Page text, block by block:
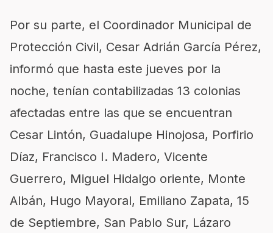
Por su parte, el Coordinador Municipal de
Protección Civil, Cesar Adrián García Pérez,
informó que hasta este jueves por la
noche, tenían contabilizadas 13 colonias
afectadas entre las que se encuentran
Cesar Lintón, Guadalupe Hinojosa, Porfirio
Díaz, Francisco I. Madero, Vicente
Guerrero, Miguel Hidalgo oriente, Monte
Albán, Hugo Mayoral, Emiliano Zapata, 15
de Septiembre, San Pablo Sur, Lázaro